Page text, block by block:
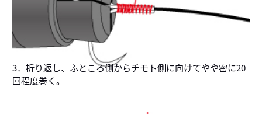
3．折り返し、ふところ側からチモト側に向けてやや密に20
回程度巻く。